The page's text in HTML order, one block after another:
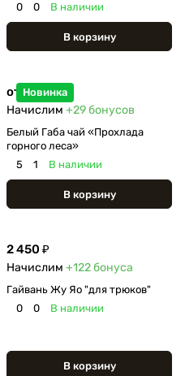
0
0 В наличии
В корзину
Новинка
от 580 ₽
Начислим +29бонусов
Белый Габа чай «Прохлада
горного леса»
5
1 В наличии
В корзину
2 450 ₽
Начислим +122бонуса
Гайвань Жу Яо "для трюков"
0
0 В наличии
В корзину